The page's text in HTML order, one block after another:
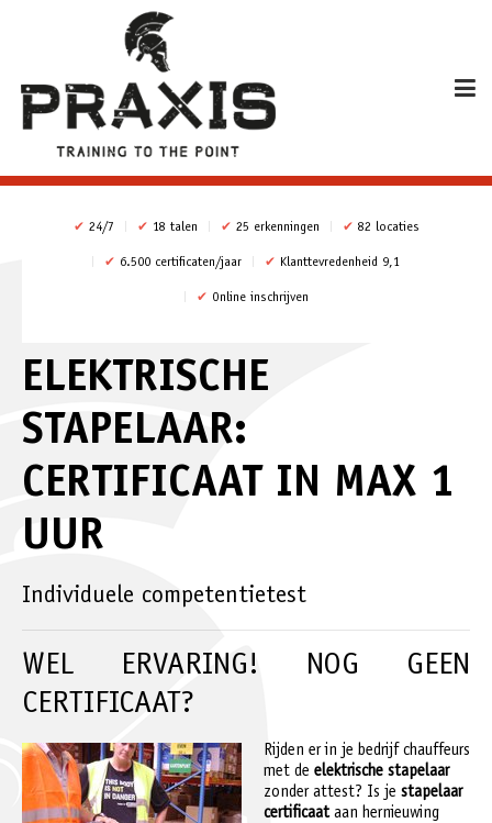
✔ 24/7 ✔ 18 talen ✔ 25 erkenningen ✔ 82 locaties
✔ 6.500 certificaten/jaar ✔ Klanttevredenheid 9,1
✔ Online inschrijven
ELEKTRISCHE
STAPELAAR:
CERTIFICAAT IN MAX 1
UUR
Individuele competentietest
WEL ERVARING! NOG GEEN
CERTIFICAAT?
Rijden er in je bedrijf chauffeurs
met de elektrische stapelaar
zonder attest? Is je stapelaar
certificaataan hernieuwing